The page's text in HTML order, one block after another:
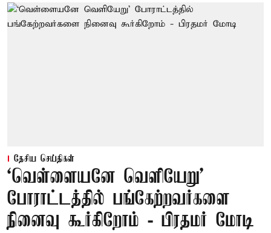
தேசிய செய்திகள்
‘வெள்ளையனே வெளியேறு’
போராட்டத்தில் பங்கேற்றவர்களை
நினைவு கூர்கிறோம் - பிரதமர் மோடி